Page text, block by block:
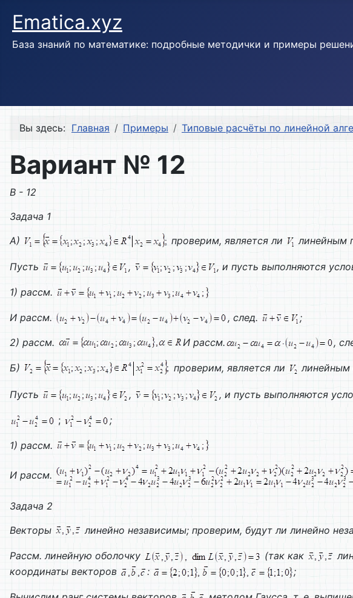
Ematica.xyz
База знаний по математике: подробные методички и примеры
Вы здесь: Главная Примеры Типовые расчёты по линейной
Вариант № 12
В - 12
Задача 1
А)
проверим, является ли линейным
Пусть , , и пусть выполняются
1) рассм.
И рассм. , след. ;
2) рассм. И рассм. ,
Б) проверим, является ли линейным
Пусть , , и пусть выполняются
; ;
1) рассм.
И рассм.
Задача 2
Векторы
линейно независимы; проверим, будут ли линейно
Рассм. линейную оболочку (так как
координаты векторов
: ;